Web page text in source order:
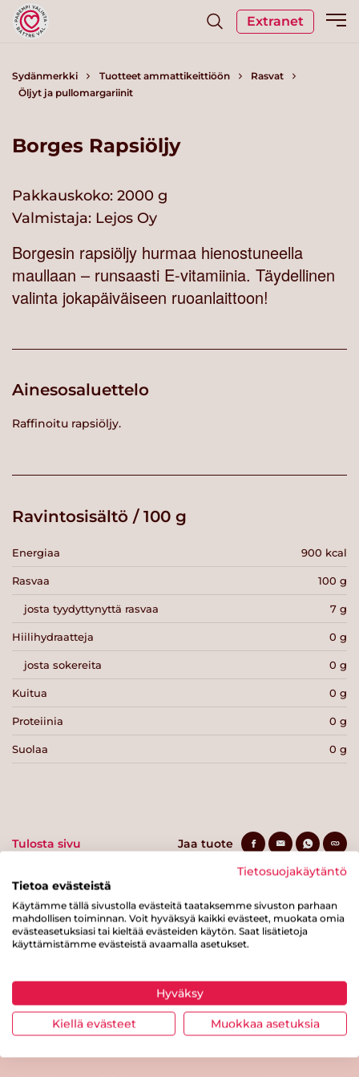
Extranet
Sydänmerkki Tuotteet ammattikeittiöön
Rasvat
Öljyt ja pullomargariinit
Borges Rapsiöljy
Pakkauskoko: 2000 g
Valmistaja: Lejos Oy
Borgesin rapsiöljy hurmaa hienostuneella
maullaan – runsaasti E-vitamiinia. Täydellinen
valinta jokapäiväiseen ruoanlaittoon!
Ainesosaluettelo
Raffinoitu rapsiöljy.
Ravintosisältö / 100 g
Energiaa 900 kcal
Rasvaa 100 g
josta tyydyttynyttä rasvaa 7 g
Hiilihydraatteja 0 g
josta sokereita 0 g
Kuitua 0 g
Proteiinia 0 g
Suolaa 0 g
Tulosta sivu Jaa tuote
Tästä merkistä tunnistat
Sydänmerkki-tuotteen
Takaisin ylös
Tietosuojakäytäntö
Tietoa evästeistä
Käytämme tällä sivustolla evästeitä taataksemme sivuston parhaan
mahdollisen toiminnan. Voit hyväksyä kaikki evästeet, muokata omia
evästeasetuksiasi tai kieltää evästeiden käytön. Saat lisätietoja
käyttämistämme evästeistä avaamalla asetukset.
Hyväksy
Kiellä evästeet Muokkaa asetuksia